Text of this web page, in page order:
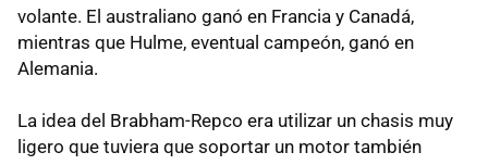
volante. El australiano ganó en Francia y Canadá,
mientras que Hulme, eventual campeón, ganó en
Alemania.
La idea del Brabham-Repco era utilizar un chasis muy
ligero que tuviera que soportar un motor también